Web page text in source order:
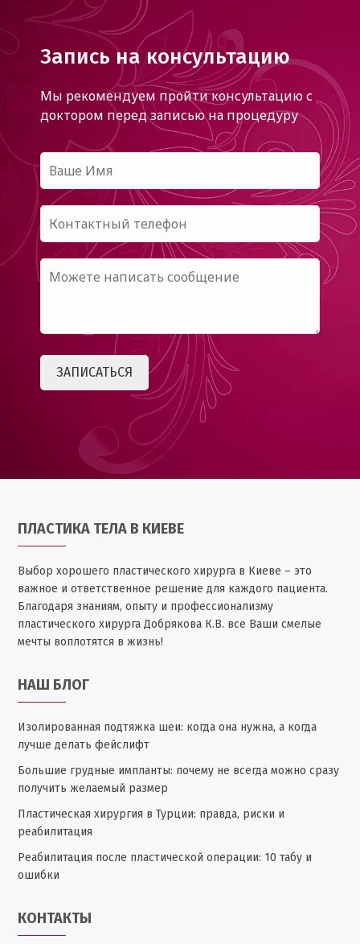
Запись на консультацию
Мы рекомендуем пройти консультацию с
доктором перед записью на процедуру
ПЛАСТИКА ТЕЛА В КИЕВЕ
Выбор хорошего пластического хирурга в Киеве – это
важное и ответственное решение для каждого пациента.
Благодаря знаниям, опыту и профессионализму
пластического хирурга Добрякова К.В. все Ваши смелые
мечты воплотятся в жизнь!
НАШ БЛОГ
Изолированная подтяжка шеи: когда она нужна, а когда
лучше делать фейслифт
Большие грудные импланты: почему не всегда можно сразу
получить желаемый размер
Пластическая хирургия в Турции: правда, риски и
реабилитация
Реабилитация после пластической операции: 10 табу и
ошибки
КОНТАКТЫ